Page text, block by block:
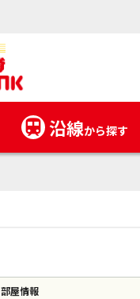
沿線から探す
部屋情報